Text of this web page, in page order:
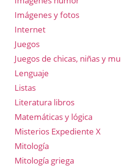
Imágenes y fotos
Internet
Juegos
Juegos de chicas, niñas y
Lenguaje
Listas
Literatura libros
Matemáticas y lógica
Misterios Expediente X
Mitología
Mitología griega